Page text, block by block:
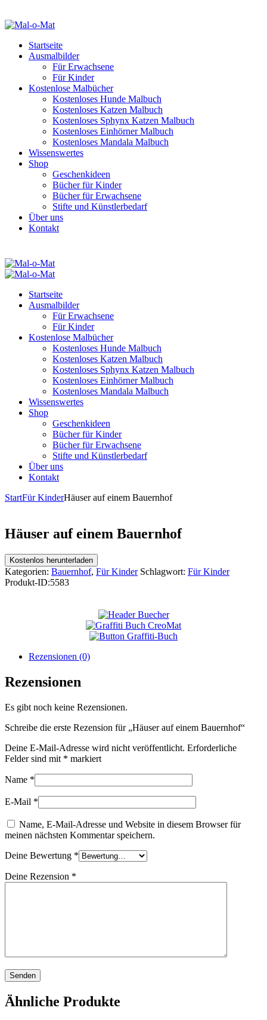
Startseite
Ausmalbilder
Für Erwachsene
Für Kinder
Kostenlose Malbücher
Kostenloses Hunde Malbuch
Kostenloses Katzen Malbuch
Kostenloses Sphynx Katzen Malbuch
Kostenloses Einhörner Malbuch
Kostenloses Mandala Malbuch
Wissenswertes
Shop
Geschenkideen
Bücher für Kinder
Bücher für Erwachsene
Stifte und Künstlerbedarf
Über uns
Kontakt
Startseite
Ausmalbilder
Für Erwachsene
Für Kinder
Kostenlose Malbücher
Kostenloses Hunde Malbuch
Kostenloses Katzen Malbuch
Kostenloses Sphynx Katzen Malbuch
Kostenloses Einhörner Malbuch
Kostenloses Mandala Malbuch
Wissenswertes
Shop
Geschenkideen
Bücher für Kinder
Bücher für Erwachsene
Stifte und Künstlerbedarf
Über uns
Kontakt
StartFür KinderHäuser auf einem Bauernhof
Häuser auf einem Bauernhof
Kostenlos herunterladen
Kategorien: Bauernhof, Für Kinder Schlagwort: Für Kinder
Produkt-ID:5583
Rezensionen (0)
Rezensionen
Es gibt noch keine Rezensionen.
Schreibe die erste Rezension für „Häuser auf einem Bauernhof“
Deine E-Mail-Adresse wird nicht veröffentlicht. Erforderliche
Felder sind mit * markiert
Name *
E-Mail *
Name, E-Mail-Adresse und Website in diesem Browser für
meinen nächsten Kommentar speichern.
Deine Bewertung *
Deine Rezension *
Ähnliche Produkte